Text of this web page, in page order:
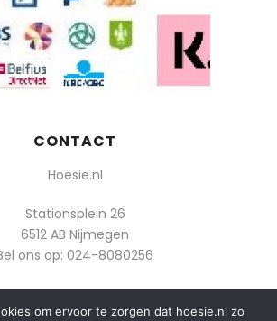
CONTACT
Hoesie.nl
Stationsplein 26
6512 AB Nijmegen
ons op: 024-8080256
Of mail: info@hoesie.nl
om ervoor te zorgen dat hoesie.nl zo